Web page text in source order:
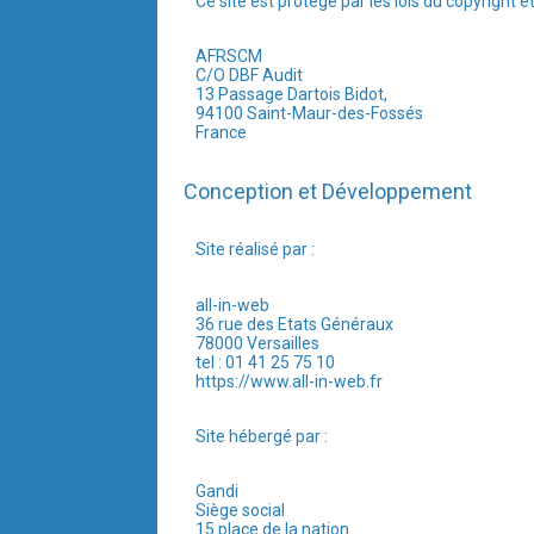
AFRSCM
C/O DBF Audit
13 Passage Dartois Bidot,
94100 Saint-Maur-des-Fossés
France
Conception et Développement
Site réalisé par :
all-in-web
36 rue des Etats Généraux
78000 Versailles
tel : 01 41 25 75 10
https://www.all-in-web.fr
Site hébergé par :
Gandi
Siège social
15 place de la nation